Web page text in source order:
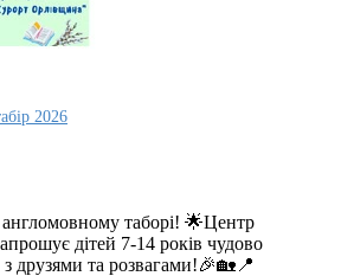
2026
таборі! 🌟Центр
дітей 7-14 років чудово
друзями та розвагами!🎉🏡📍